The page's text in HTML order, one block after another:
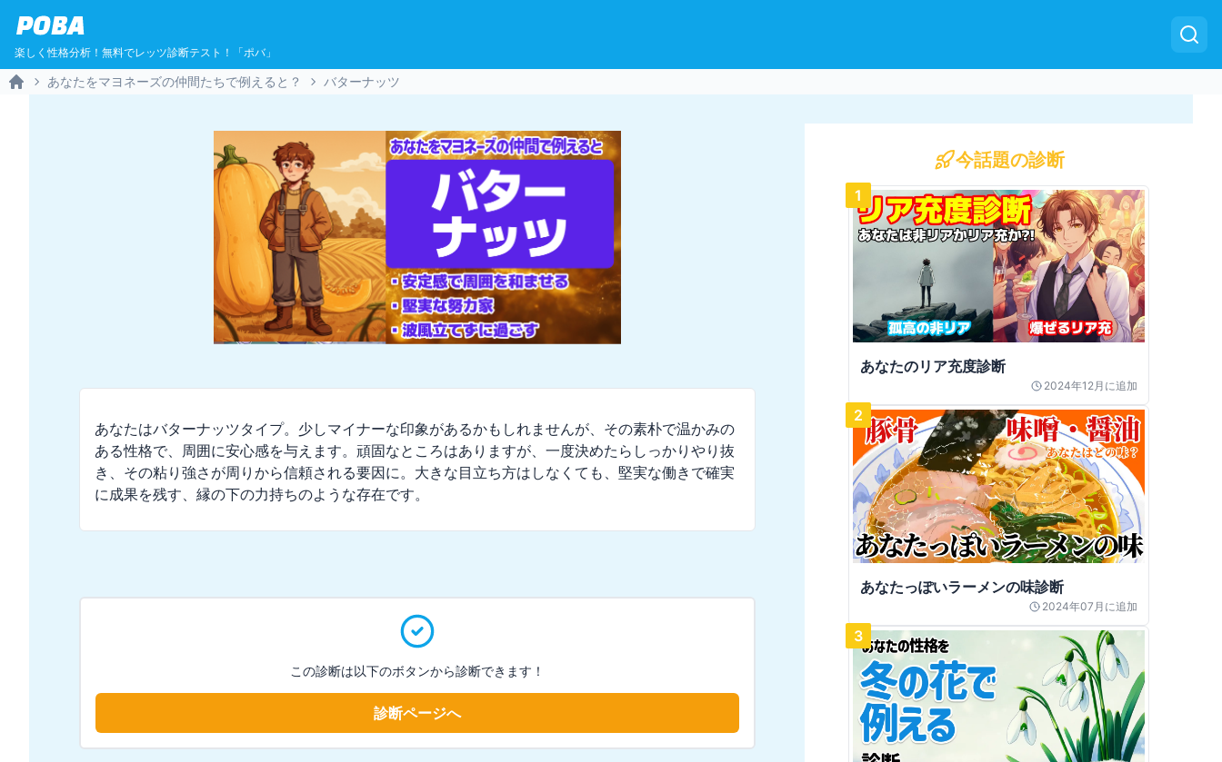
POBA
楽しく性格分析！無料でレッツ診断テスト！「ポバ」
あなたをマヨネーズの仲間たちで例えると？ バターナッツ
あなたはバターナッツタイプ。少しマイナーな印象があるかもしれませんが、その素朴で温かみの
ある性格で、周囲に安心感を与えます。頑固なところはありますが、一度決めたらしっかりやり抜
き、その粘り強さが周りから信頼される要因に。大きな目立ち方はしなくても、堅実な働きで確実
に成果を残す、縁の下の力持ちのような存在です。
この診断は以下のボタンから診断できます！
診断ページへ
今話題の診断
1
あなたのリア充度診断
2024年12月 に追加
2
あなたっぽいラーメンの味診断
2024年07月 に追加
3